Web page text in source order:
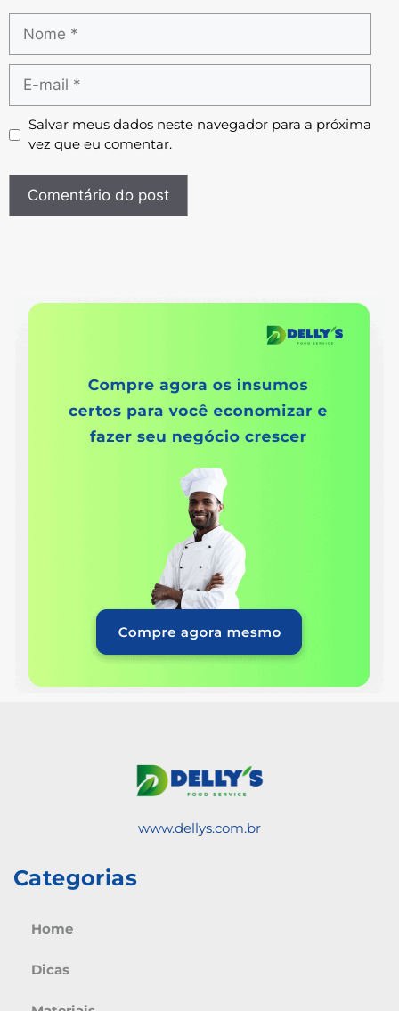
Salvar meus dados neste navegador para a próxima
vez que eu comentar.
www.dellys.com.br
Categorias
Home
Dicas